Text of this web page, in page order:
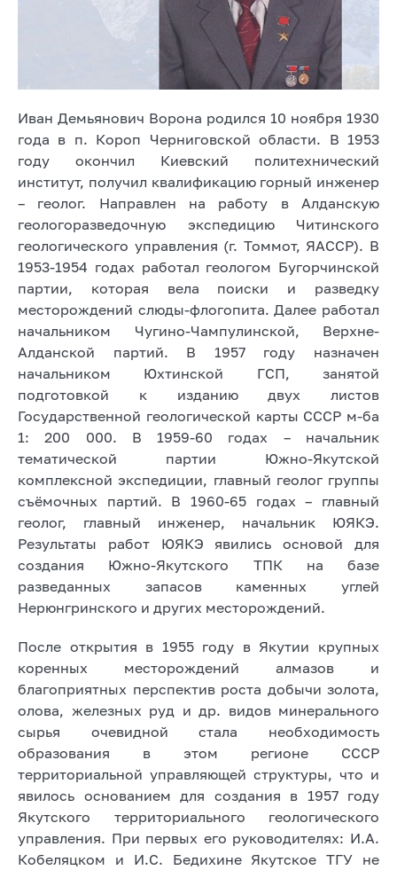
Иван Демьянович Ворона родился 10 ноября 1930
года в п. Короп Черниговской области. В 1953
году окончил Киевский политехнический
институт, получил квалификацию горный инженер
– геолог. Направлен на работу в Алданскую
геологоразведочную экспедицию Читинского
геологического управления (г. Томмот, ЯАССР). В
1953-1954 годах работал геологом Бугорчинской
партии, которая вела поиски и разведку
месторождений слюды-флогопита. Далее работал
начальником Чугино-Чампулинской, Верхне-
Алданской партий. В 1957 году назначен
начальником Юхтинской ГСП, занятой
подготовкой к изданию двух листов
Государственной геологической карты СССР м-ба
1: 200 000. В 1959-60 годах – начальник
тематической партии Южно-Якутской
комплексной экспедиции, главный геолог группы
съёмочных партий. В 1960-65 годах – главный
геолог, главный инженер, начальник ЮЯКЭ.
Результаты работ ЮЯКЭ явились основой для
создания Южно-Якутского ТПК на базе
разведанных запасов каменных углей
Нерюнгринского и других месторождений.
После открытия в 1955 году в Якутии крупных
коренных месторождений алмазов и
благоприятных перспектив роста добычи золота,
олова, железных руд и др. видов минерального
сырья очевидной стала необходимость
образования в этом регионе СССР
территориальной управляющей структуры, что и
явилось основанием для создания в 1957 году
Якутского территориального геологического
управления. При первых его руководителях: И.А.
Кобеляцком и И.С. Бедихине Якутское ТГУ не